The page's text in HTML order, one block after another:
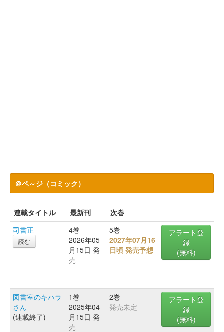
＠ペ～ジ（コミック）
連載タイトル 最新刊
次巻
司書正
読む
4巻
2026年05
月15日 発
売
5巻
2027年07月16
日頃 発売予想
アラート登
録
(無料)
図書室のキハラ
さん
(連載終了)
1巻
2025年04
月15日 発
売
2巻
発売未定
アラート登
録
(無料)